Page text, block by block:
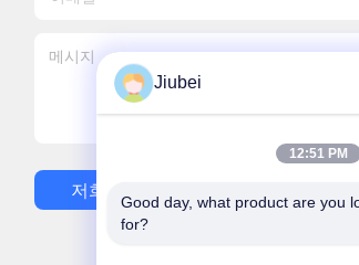
저희와 연락
Jiubei
12:51 PM
Good day, what product are you
for?